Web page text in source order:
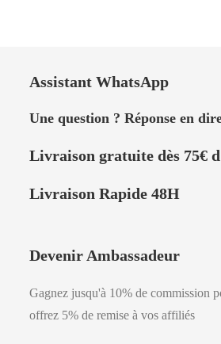
Assistant WhatsApp
Une question ? Réponse en
Livraisongratuite dès 75€
Livraison Rapide 48H
Devenir Ambassadeur
Gagnez jusqu'à 10% de commission
offrez 5% de remise à vos affiliés